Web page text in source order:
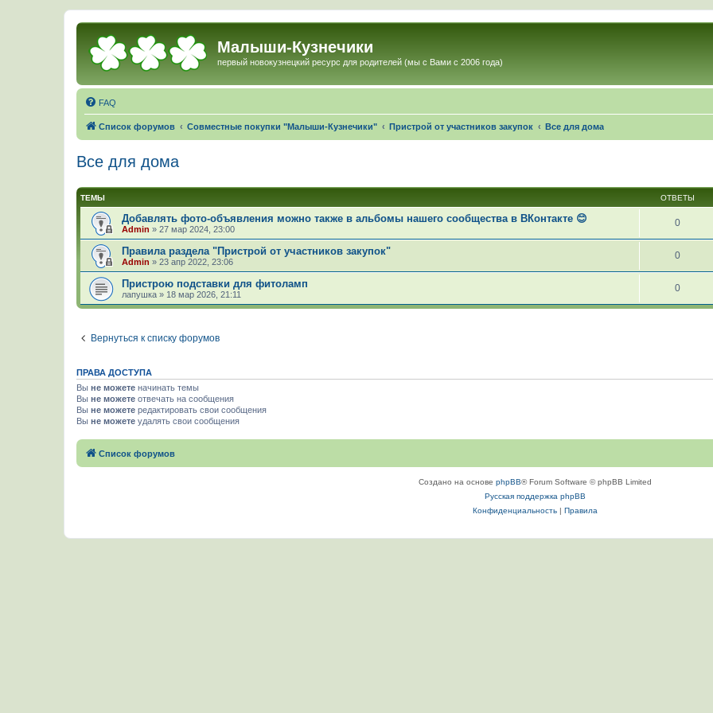
Малыши-Кузнечики
первый новокузнецкий ресурс для родителей (мы с Вами с 2006 года)
FAQ
Список форумов Совместные покупки "Малыши-Кузнечики" Пристрой от участников закупок Все для дома
Все для дома
ТЕМЫ ОТВЕТЫ
Добавлять фото-объявления можно также в альбомы нашего сообщества в ВКонтакте 😊
Admin » 27 мар 2024, 23:00
0
Правила раздела "Пристрой от участников закупок"
Admin » 23 апр 2022, 23:06
0
Пристрою подставки для фитоламп
лапушка » 18 мар 2026, 21:11
0
Вернуться к списку форумов
ПРАВА ДОСТУПА
Вы не можете начинать темы
Вы не можете отвечать на сообщения
Вы не можете редактировать свои сообщения
Вы не можете удалять свои сообщения
Список форумов
Создано на основе phpBB® Forum Software © phpBB Limited
Русская поддержка phpBB
Конфиденциальность| Правила